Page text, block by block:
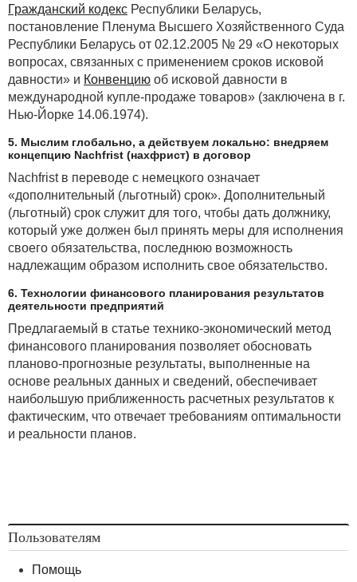
Гражданский кодекс Республики Беларусь,
постановление Пленума Высшего Хозяйственного Суда
Республики Беларусь от 02.12.2005 № 29 «О некоторых
вопросах, связанных с применением сроков исковой
давности» и Конвенцию об исковой давности в
международной купле-продаже товаров» (заключена в г.
Нью-Йорке 14.06.1974).
5. Мыслим глобально, а действуем локально: внедряем
концепцию Nachfrist (нахфрист) в договор
Nachfrist в переводе с немецкого означает
«дополнительный (льготный) срок». Дополнительный
(льготный) срок служит для того, чтобы дать должнику,
который уже должен был принять меры для исполнения
своего обязательства, последнюю возможность
надлежащим образом исполнить свое обязательство.
6. Технологии финансового планирования результатов
деятельности предприятий
Предлагаемый в статье технико-экономический метод
финансового планирования позволяет обосновать
планово-прогнозные результаты, выполненные на
основе реальных данных и сведений, обеспечивает
наибольшую приближенность расчетных результатов к
фактическим, что отвечает требованиям оптимальности
и реальности планов.
Пользователям
Помощь